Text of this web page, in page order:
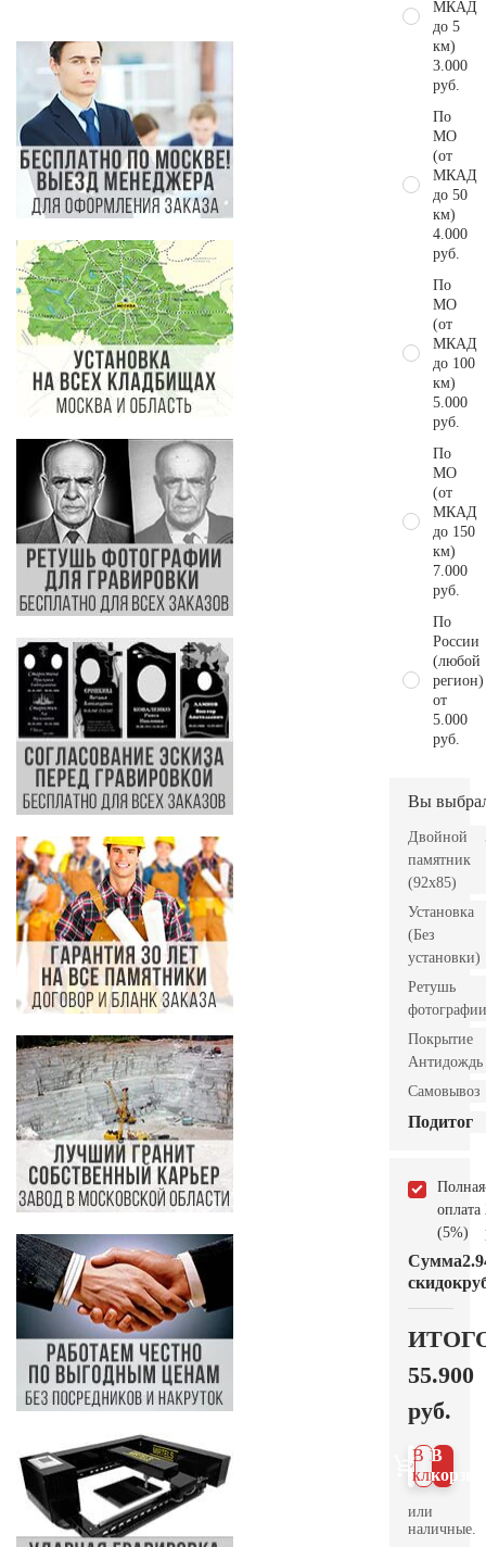
МКАД
до 5
км)
3.000
руб.
По
МО
(от
МКАД
до 50
км)
4.000
руб.
По
МО
(от
МКАД
до 100
км)
5.000
руб.
По
МО
(от
МКАД
до 150
км)
7.000
руб.
По
России
(любой
регион)
от
5.000
руб.
Вы
Двойной
памятник
(92х85)
Установка
(Без
установки)
Ретушь
фотографии
Покрытие
Антидождь
Самовывоз
Подитог
Полная
оплата
(5%)
Сумма
скидок
55.900
руб.
В
В 1
клик
или
наличные.